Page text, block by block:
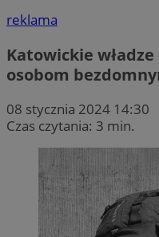
reklama
Katowickie
osobom
08 stycznia 2024 14:30
Czas czytania: 3 min.